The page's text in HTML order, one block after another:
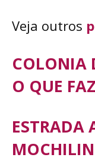
Veja outros
COLONIA
O QUE
ESTRADA